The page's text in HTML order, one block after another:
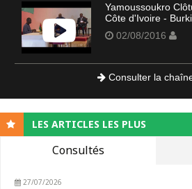
Yamoussoukro
Côte d'Ivoire -
02/08/2016
Consulter la
LES ARTICLES LES PLUS
Consultés
27/07/2026